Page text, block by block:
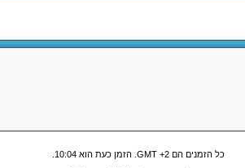
כל הזמנים הם GMT +2. הזמן כעת הוא 10:04